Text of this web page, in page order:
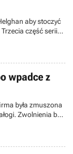
aby stoczyć
część serii
22 lutego w
25 lutego w
wpadce z
była zmuszona
Zwolnienia były
War of
boryka się z